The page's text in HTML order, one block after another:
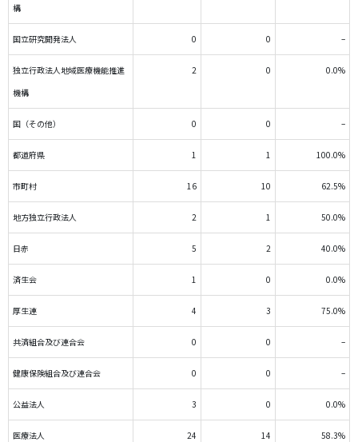
構
国立研究開発法人 0 0 –
独立行政法人地域医療機能推進
機構
2 0 0.0%
国（その他） 0 0 –
都道府県 1 1 100.0%
市町村 16 10 62.5%
地方独立行政法人 2 1 50.0%
日赤 5 2 40.0%
済生会 1 0 0.0%
厚生連 4 3 75.0%
共済組合及び連合会 0 0 –
健康保険組合及び連合会 0 0 –
公益法人 3 0 0.0%
医療法人 24 14 58.3%